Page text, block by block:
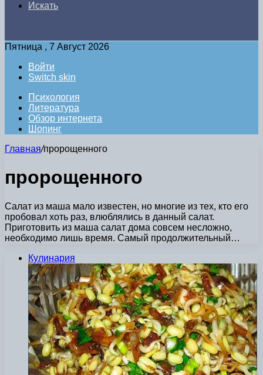
Искать
Пятница , 7 Август 2026
Войти
Switch skin
Психология
Литература
Обзор интернета
Шопинг
Главная/пророщенного
пророщенного
Салат из маша мало известен, но многие из тех, кто его
пробовал хоть раз, влюблялись в данный салат.
Приготовить из маша салат дома совсем несложно,
необходимо лишь время. Самый продолжительный…
Кулинария